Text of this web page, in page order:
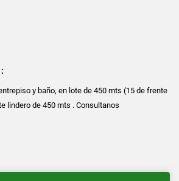
y baño, en lote de 450 mts (15 de frente
lindero de 450 mts . Consultanos